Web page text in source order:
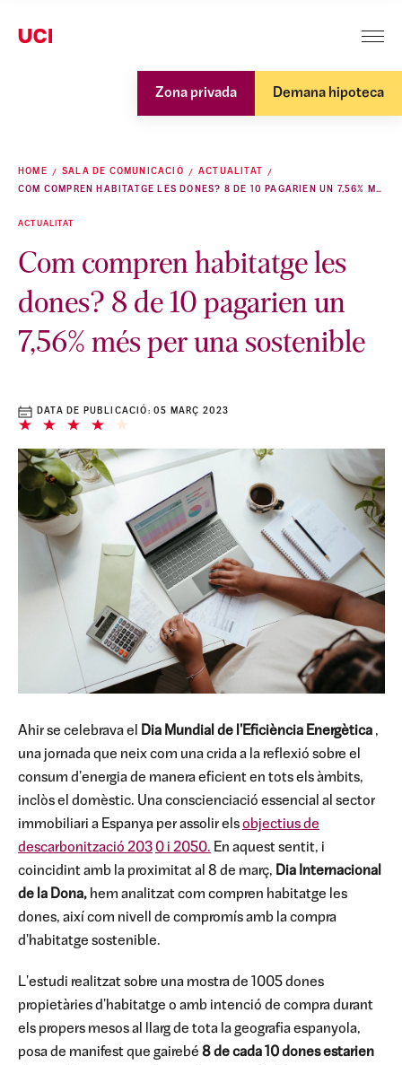
Zona privada Demana hipoteca
HOME SALA DE COMUNICACIÓ
ACTUALITAT
COM COMPREN HABITATGE LES DONES? 8 DE 10 PAGARIEN UN 7,56% MÉS PER UNA SOSTENIBLE
ACTUALITAT
Com compren habitatge les
dones? 8 de 10 pagarien un
7,56% més per una sostenible
DATA DE PUBLICACIÓ: 05 MARÇ 2023
Ahir se celebrava el Dia Mundial de l'Eficiència Energètica ,
una jornada que neix com una crida a la reflexió sobre el
consum d'energia de manera eficient en tots els àmbits,
inclòs el domèstic. Una conscienciació essencial al sector
immobiliari a Espanya per assolir elsobjectius de
descarbonització 203 0 i 2050. En aquest sentit, i
coincidint amb la proximitat al 8 de març, Dia Internacional
de la Dona, hem analitzat com compren habitatge les
dones, així com nivell de compromís amb la compra
d'habitatge sostenible.
L'estudi realitzat sobre una mostra de 1005 dones
propietàries d'habitatge o amb intenció de compra durant
els propers mesos al llarg de tota la geografia espanyola,
posa de manifest que gairebé 8 de cada 10 dones estarien